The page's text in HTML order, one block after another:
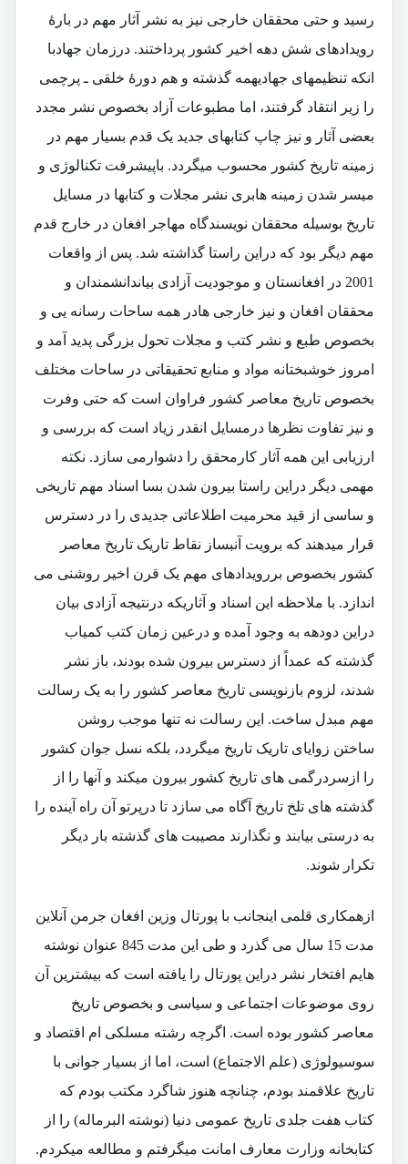
رسید و حتی محققان خارجی نیز به نشر آثار مهم در بارۀ
رویدادهای شش دهه اخیر کشور پرداختند. درزمان جهادبا
انکه تنظیمهای جهادیهمه گذشته و هم دورۀ خلقی ـ پرچمی
را زیر انتقاد گرفتند، اما مطبوعات آزاد بخصوص نشر مجدد
بعضی آثار و نیز چاپ کتابهای جدید یک قدم بسیار مهم در
زمینه تاریخ کشور محسوب میگردد. باپیشرفت تکنالوژی و
میسر شدن زمینه هابری نشر مجلات و کتابها در مسایل
تاریخ بوسیله محققان نویسندگاه مهاجر افغان در خارج قدم
مهم دیگر بود که دراین راستا گذاشته شد. پس از واقعات
2001 در افغانستان و موجودیت آزادی بیاندانشمندان و
محققان افغان و نیز خارجی هادر همه ساحات رسانه یی و
بخصوص طبع و نشر کتب و مجلات تحول بزرگی پدید آمد و
امروز خوشبختانه مواد و منابع تحقیقاتی در ساحات مختلف
بخصوص تاریخ معاصر کشور فراوان است که حتی وفرت
و نیز تفاوت نظرها درمسایل انقدر زیاد است که بررسی و
ارزیابی این همه آثار کارمحقق را دشوارمی سازد. نکته
مهمی دیگر دراین راستا بیرون شدن بسا اسناد مهم تاریخی
و ساسی از قید محرمیت اطلاعاتی جدیدی را در دسترس
قرار میدهند که برویت آنبساز نقاط تاریک تاریخ معاصر
کشور بخصوص بررویدادهای مهم یک قرن اخیر روشنی می
اندازد. با ملاحظه این اسناد و آثاریکه درنتیجه آزادی بیان
دراین دودهه به وجود آمده و درعین زمان کتب کمیاب
گذشته که عمداً از دسترس بیرون شده بودند، باز نشر
شدند، لزوم بازنویسی تاریخ معاصر کشور را به یک رسالت
مهم مبدل ساخت. این رسالت نه تنها موجب روشن
ساختن زوایای تاریک تاریخ میگردد، بلکه نسل جوان کشور
را ازسردرگمی های تاریخ کشور بیرون میکند و آنها را از
گذشته های تلخ تاریخ آگاه می سازد تا درپرتو آن راه آینده را
به درستی بیابند و نگذارند مصیبت های گذشته بار دیگر
تکرار شوند.
ازهمکاری قلمی اینجانب با پورتال وزین افغان جرمن آنلاین
مدت 15 سال می گذرد و طی این مدت 845 عنوان نوشته
هایم افتخار نشر دراین پورتال را یافته است که بیشترین آن
روی موضوعات اجتماعی و سیاسی و بخصوص تاریخ
معاصر کشور بوده است. اگرچه رشته مسلکی ام اقتصاد و
سوسیولوژی (علم الاجتماع) است، اما از بسیار جوانی با
تاریخ علاقمند بودم، چنانچه هنوز شاگرد مکتب بودم که
کتاب هفت جلدی تاریخ عمومی دنیا (نوشته البرماله) را از
کتابخانه وزارت معارف امانت میگرفتم و مطالعه میکردم.